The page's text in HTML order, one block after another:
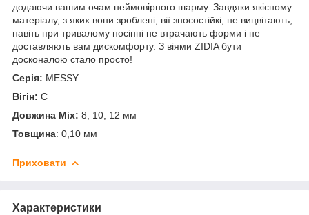
додаючи вашим очам неймовірного шарму. Завдяки якісному
матеріалу, з яких вони зроблені, вії зносостійкі, не вицвітають,
навіть при тривалому носінні не втрачають форми і не
доставляють вам дискомфорту. З віями ZIDIA бути
досконалою стало просто!
Серія: MESSY
Вігін: C
Довжина Mix: 8, 10, 12 мм
Товщина: 0,10 мм
Приховати
Характеристики